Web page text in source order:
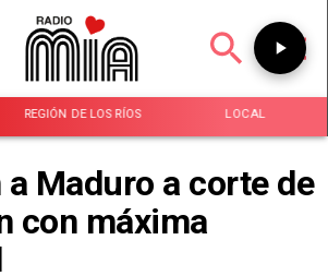
REGIÓN DE LOS RÍOS LOCAL
Maduro a corte de
con máxima